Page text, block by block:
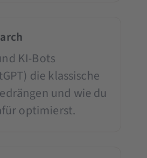
KI-Bots
die klassische
und wie du
optimierst.